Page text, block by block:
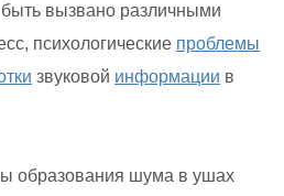
вызвано различными
психологические проблемы
звуковой информации в
образования шума в ушах